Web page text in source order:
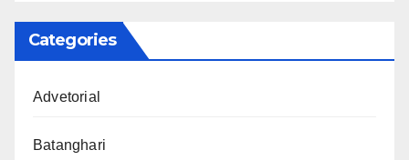
Categories
Advetorial
Batanghari